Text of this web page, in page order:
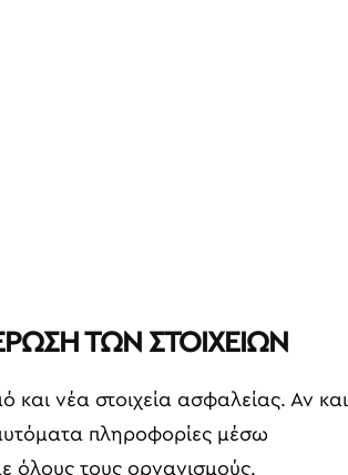
ΤΩΝ ΣΤΟΙΧΕΙΩΝ
και νέα στοιχεία ασφαλείας. Αν και
πληροφορίες μέσω
όλους τους οργανισμούς.